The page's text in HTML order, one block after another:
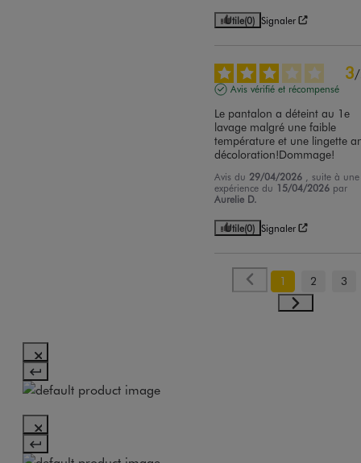
Utile(0) Signaler
3/
Avis vérifié et récompensé
Le pantalon a déteint au 1e
lavage malgré une faible
température et une lingette
décoloration!Dommage!
Avis du 29/04/2026
, suite à une
expérience du 15/04/2026 par
Aurelie D.
Utile(0) Signaler
1 2 3